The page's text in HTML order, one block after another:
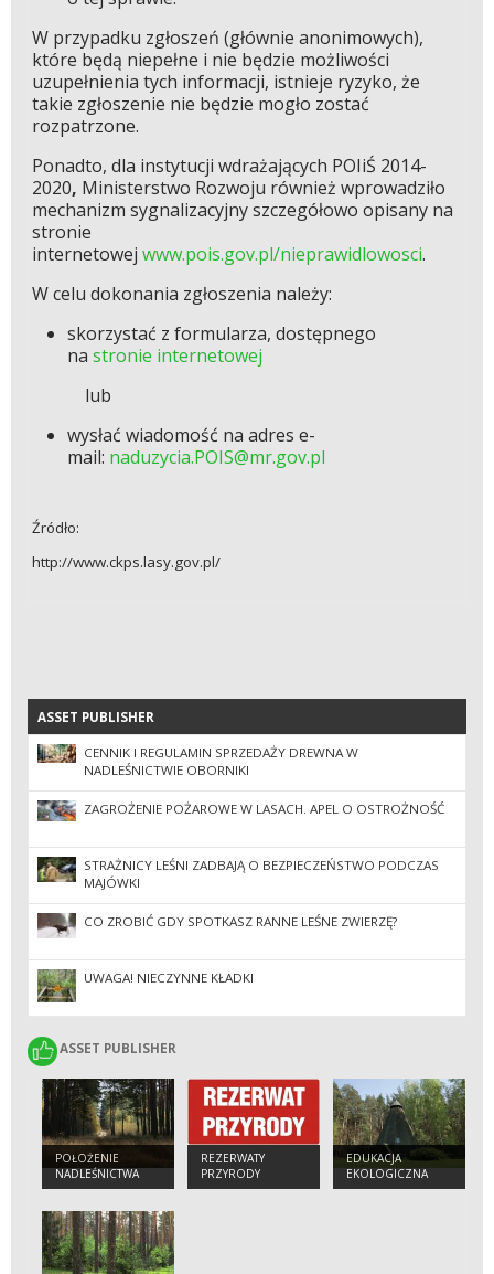
W przypadku zgłoszeń (głównie anonimowych),
które będą niepełne i nie będzie możliwości
uzupełnienia tych informacji, istnieje ryzyko, że
takie zgłoszenie nie będzie mogło zostać
rozpatrzone.
Ponadto, dla instytucji wdrażających POIiŚ 2014-
2020, Ministerstwo Rozwoju również wprowadziło
mechanizm sygnalizacyjny szczegółowo opisany na
stronie
internetowejwww.pois.gov.pl/nieprawidlowosci.
W celu dokonania zgłoszenia należy:
skorzystać z formularza, dostępnego
na stronie internetowej
lub
wysłać wiadomość na adres e-
mail: naduzycia.POIS@mr.gov.pl
Źródło:
http://www.ckps.lasy.gov.pl/
ASSET PUBLISHER
ASSET PUBLISHER
CENNIK I REGULAMIN SPRZEDAŻY DREWNA W
NADLEŚNICTWIE OBORNIKI
ZAGROŻENIE POŻAROWE W LASACH. APEL O OSTROŻNOŚĆ
STRAŻNICY LEŚNI ZADBAJĄ O BEZPIECZEŃSTWO PODCZAS
MAJÓWKI
CO ZROBIĆ GDY SPOTKASZ RANNE LEŚNE ZWIERZĘ?
UWAGA! NIECZYNNE KŁADKI
ASSET PUBLISHER
ASSET PUBLISHER
POŁOŻENIE
NADLEŚNICTWA
REZERWATY
PRZYRODY
EDUKACJA
EKOLOGICZNA